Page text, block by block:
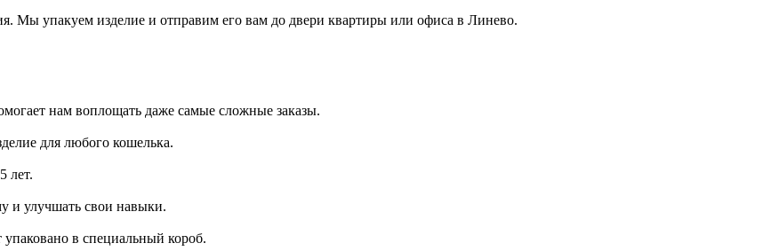
Мы упакуем изделие и отправим его вам до двери квартиры или офиса в Линево.
нам воплощать даже самые сложные заказы.
для любого кошелька.
лет.
и улучшать свои навыки.
в специальный короб.